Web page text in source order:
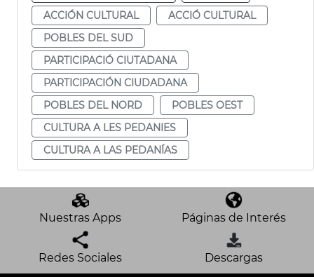
ACCIÓN CULTURAL
ACCIÓ CULTURAL
POBLES DEL SUD
PARTICIPACIÓ CIUTADANA
PARTICIPACIÓN CIUDADANA
POBLES DEL NORD
POBLES OEST
CULTURA A LES PEDANIES
CULTURA A LAS PEDANÍAS
Nuestras Apps Páginas de Interés
Redes Sociales Descargas